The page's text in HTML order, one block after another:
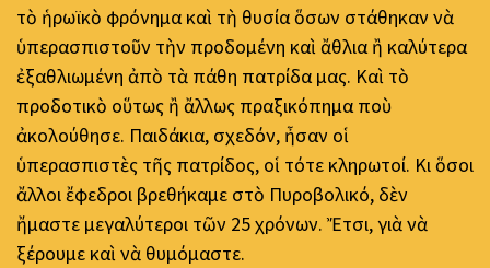
τὸ ἡρωϊκὸ φρόνημα καὶ τὴ θυσία ὅσων στάθηκαν νὰ
ὑπερασπιστοῦν τὴν προδομένη καὶ ἄθλια ἢ καλύτερα
ἐξαθλιωμένη ἀπὸ τὰ πάθη πατρίδα μας. Καὶ τὸ
προδοτικὸ οὕτως ἢ ἄλλως πραξικόπημα ποὺ
ἀκολούθησε. Παιδάκια, σχεδόν, ἦσαν οἱ
ὑπερασπιστὲς τῆς πατρίδος, οἱ τότε κληρωτοί. Κι ὅσοι
ἄλλοι ἔφεδροι βρεθήκαμε στὸ Πυροβολικό, δὲν
ἤμαστε μεγαλύτεροι τῶν 25 χρόνων. Ἔτσι, γιὰ νὰ
ξέρουμε καὶ νὰ θυμόμαστε.